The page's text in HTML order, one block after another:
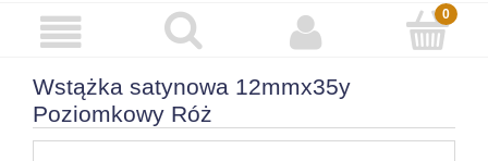
Wstążka satynowa 12mmx35y
Poziomkowy Róż